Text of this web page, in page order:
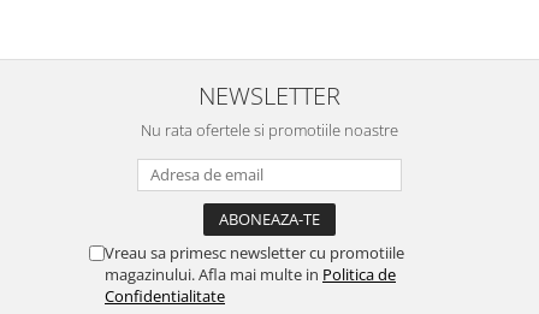
Folii laminare
Ghilotine și Trimmere
Calculatoare de birou
Distrugatoare documente
Cosuri de gunoi pentru birou
Scaune, birouri si produse
ergonomice
NEWSLETTER
Nu rata ofertele si promotiile noastre
Vreau sa primesc newsletter cu promotiile
magazinului. Afla mai multe in Politica de
Confidentialitate